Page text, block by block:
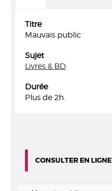
Titre
Mauvais public
Sujet
Livres & BD
Durée
Plus de 2h.
CONSULTER EN LIGNE